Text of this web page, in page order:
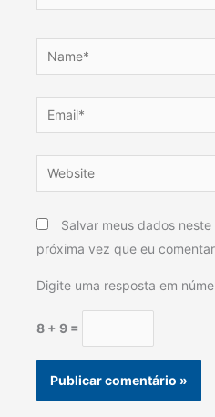
Name*
Email*
Website
Salvar meus dados
próxima vez que eu
Digite uma resposta em
8 + 9 =